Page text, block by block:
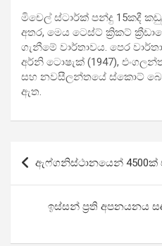
මිචෙල් ස්ටාර්ක් පන්දු 15කදී
අතර, මෙය ටෙස්ට් ක්‍රිකට්
ගැනීමේ වාර්තාවය. පෙර
අර්නි ටොෂැක් (1947),
සහ නවසීලන්තයේ ස්කොට්
ඇත.
Post
navigation
ඇෆ්ගනිස්ථානයෙන් 4500ක්
ඉස්සන් ප්‍රති අපනයනය